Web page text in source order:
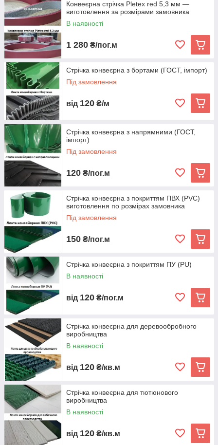
Конвеєрна стрічка Pletex red 5,3 мм —
виготовлення за розмірами замовника
В наявності
1 280 ₴/пог.м
Стрічка конвеєрна з бортами (ГОСТ, імпорт)
Під замовлення
від 120 ₴/м
Стрічка конвеєрна з напрямними (ГОСТ,
імпорт)
Під замовлення
120 ₴/пог.м
Стрічка конвеєрна з покриттям ПВХ (PVC)
виготовлення по розмірах замовника
Під замовлення
150 ₴/пог.м
Стрічка конвеєрна з покриттям ПУ (PU)
В наявності
від 120 ₴/пог.м
Стрічка конвеєрна для деревообробного
виробництва
В наявності
від 120 ₴/кв.м
Стрічка конвеєрна для тютюнового
виробництва
В наявності
від 120 ₴/кв.м